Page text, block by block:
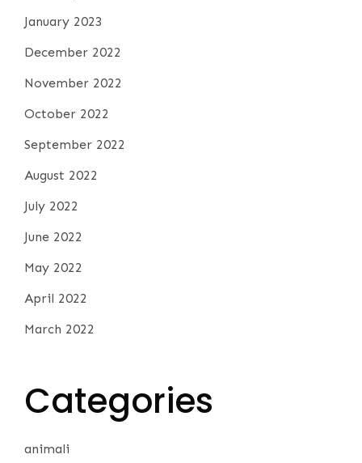
January 2023
December 2022
November 2022
October 2022
September 2022
August 2022
July 2022
June 2022
May 2022
April 2022
March 2022
Categories
animali